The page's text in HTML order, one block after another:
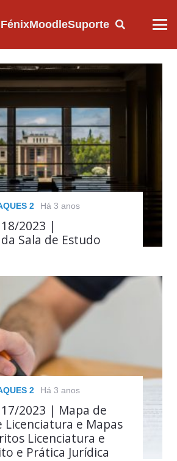
FénixMoodleSuporte
2 Há 3 anos
2023 |
Sala de Estudo
2 Há 3 anos
2023 | Mapa de
Licenciatura e Mapas
Licenciatura e
e Prática Jurídica